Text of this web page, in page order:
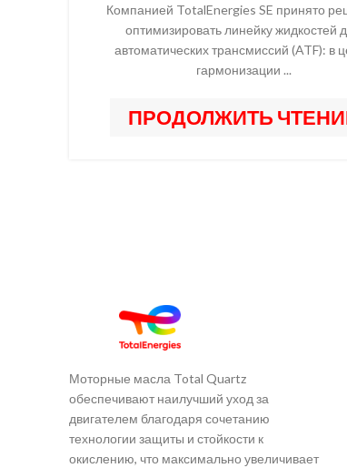
Компанией TotalEnergies SE принято
оптимизировать линейку жидкостей
автоматических трансмиссий (ATF): в
гармонизации ...
ПРОДОЛЖИТЬ
Моторные масла Total Quartz
обеспечивают наилучший уход за
двигателем благодаря сочетанию
технологии защиты и стойкости к
окислению, что максимально увеличивает